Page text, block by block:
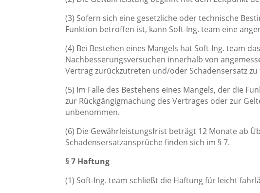
(3) Sofern sich eine gesetzliche oder technische
Funktion betroffen ist, kann Soft-Ing. team eine
(4) Bei Bestehen eines Mangels hat Soft-Ing. team
Nachbesserungsversuchen innerhalb von
Vertrag zurückzutreten und/oder Schadensersatz
(5) Im Falle des Bestehens eines Mangels, der die
zur Rückgängigmachung des Vertrages oder zur
unbenommen.
(6) Die Gewährleistungsfrist beträgt 12 Monate ab
Schadensersatzansprüche finden sich im § 7.
§ 7 Haftung
(1) Soft-Ing. team schließt die Haftung für leicht